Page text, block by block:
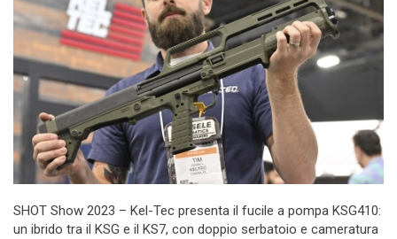
SHOT Show 2023 – Kel-Tec presenta il fucile a pompa KSG410:
un ibrido tra il KSG e il KS7, con doppio serbatoio e cameratura